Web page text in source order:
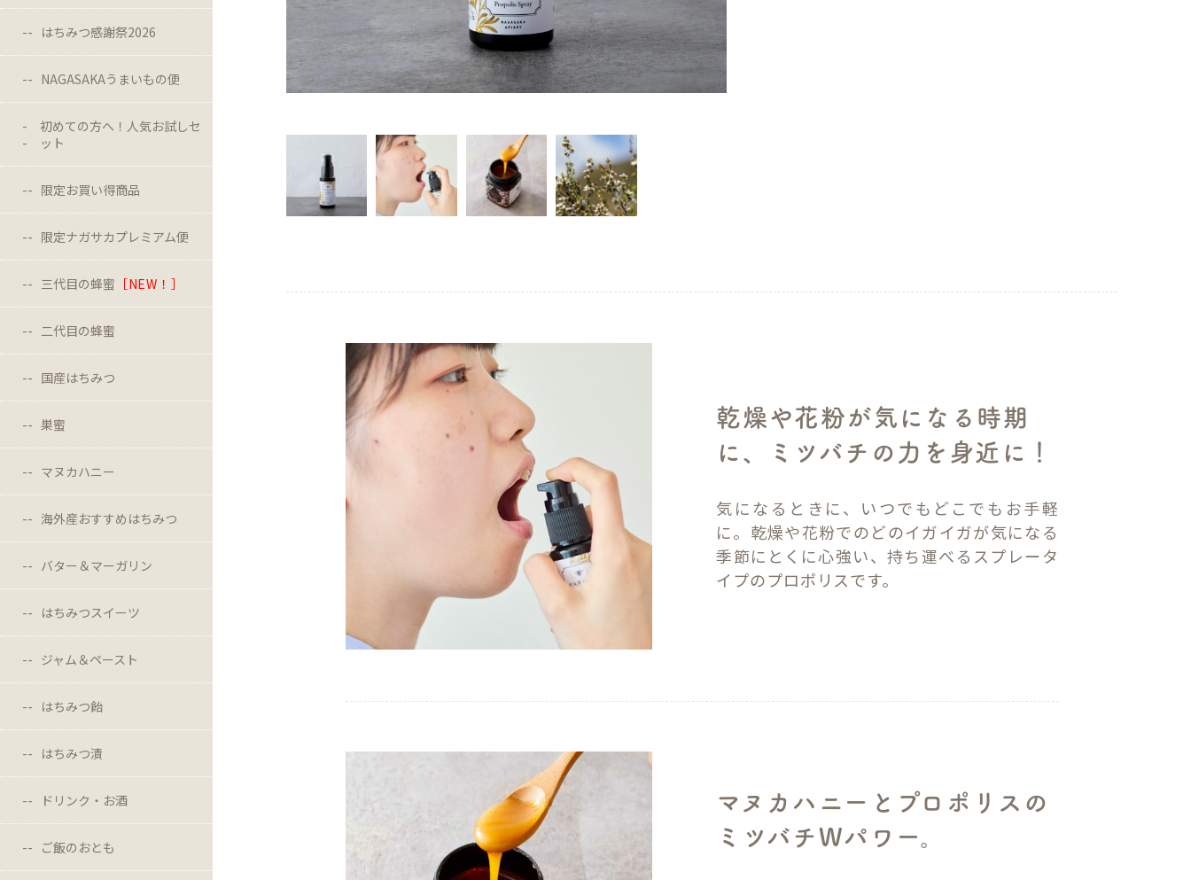
はちみつ感謝祭2026
NAGASAKAうまいもの便
初めての方へ！人気お試しセ
ット
限定お買い得商品
限定ナガサカプレミアム便
三代目の蜂蜜 ［NEW！］
二代目の蜂蜜
国産はちみつ
巣蜜
マヌカハニー
海外産おすすめはちみつ
バター＆マーガリン
はちみつスイーツ
ジャム＆ペースト
はちみつ飴
はちみつ漬
ドリンク・お酒
ご飯のおとも
乾燥や花粉が気になる時期
に、ミツバチの力を身近に！
気になるときに、いつでもどこでもお手軽
に。乾燥や花粉でのどのイガイガが気になる
季節にとくに心強い、持ち運べるスプレータ
イプのプロポリスです。
マヌカハニーとプロポリスの
ミツバチWパワー。